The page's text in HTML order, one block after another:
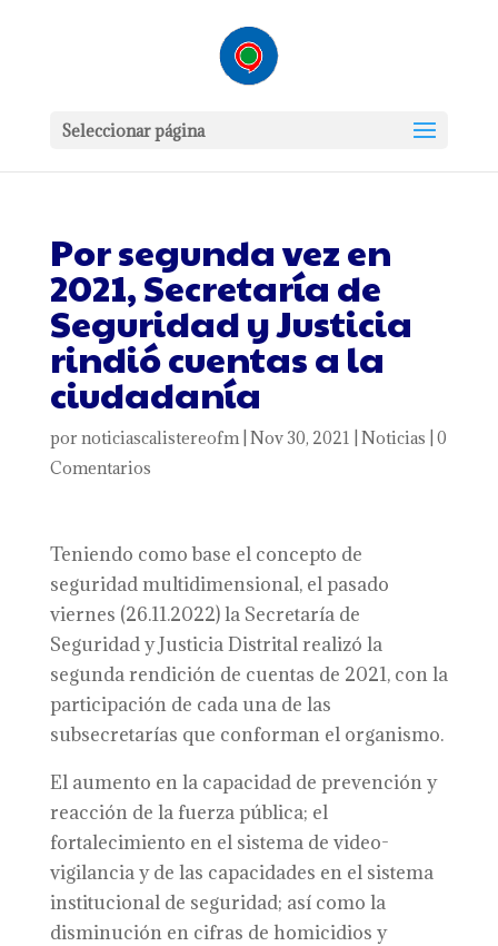
Seleccionar página
Por segunda vez en
2021, Secretaría de
Seguridad y Justicia
rindió cuentas a la
ciudadanía
por noticiascalistereofm| Nov 30, 2021 Noticias 0
Comentarios
Teniendo como base el concepto de
seguridad multidimensional, el pasado
viernes (26.11.2022) la Secretaría de
Seguridad y Justicia Distrital realizó la
segunda rendición de cuentas de 2021, con la
participación de cada una de las
subsecretarías que conforman el organismo.
El aumento en la capacidad de prevención y
reacción de la fuerza pública; el
fortalecimiento en el sistema de video-
vigilancia y de las capacidades en el sistema
institucional de seguridad; así como la
disminución en cifras de homicidios y